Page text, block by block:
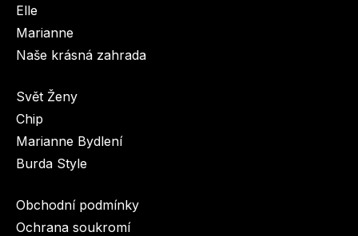
Elle
Marianne
Naše krásná zahrada
Svět Ženy
Chip
Marianne Bydlení
Burda Style
Obchodní podmínky
Ochrana soukromí